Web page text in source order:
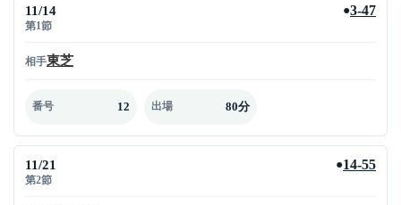
11/14
第1節
●3-47
相手東芝
番号 12 出場 80分
11/21
第2節
●14-55